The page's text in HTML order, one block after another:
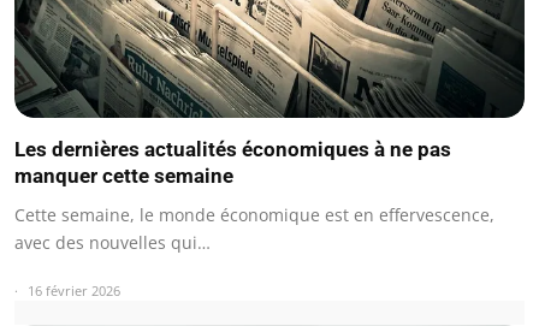
Les dernières actualités économiques à ne pas
manquer cette semaine
Cette semaine, le monde économique est en effervescence,
avec des nouvelles qui…
16 février 2026